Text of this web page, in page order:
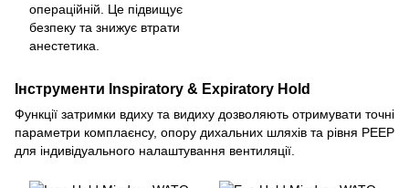
операційній. Це підвищує
безпеку та знижує втрати
анестетика.
Інструменти Inspiratory & Expiratory Hold
Функції затримки вдиху та видиху дозволяють отримувати точні
параметри комплаєнсу, опору дихальних шляхів та рівня PEEP
для індивідуального налаштування вентиляції.